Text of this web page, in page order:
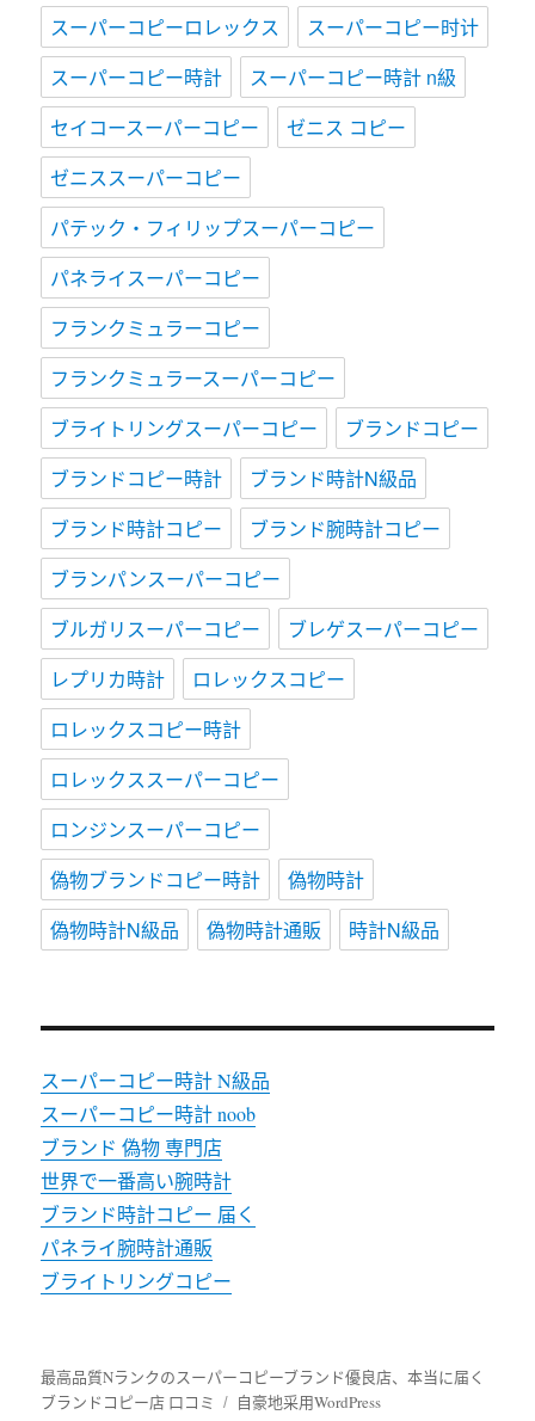
スーパーコピーロレックス
スーパーコピー时计
スーパーコピー時計
スーパーコピー時計 n級
セイコースーパーコピー
ゼニス コピー
ゼニススーパーコピー
パテック・フィリップスーパーコピー
パネライスーパーコピー
フランクミュラーコピー
フランクミュラースーパーコピー
ブライトリングスーパーコピー
ブランドコピー
ブランドコピー時計
ブランド時計N級品
ブランド時計コピー
ブランド腕時計コピー
ブランパンスーパーコピー
ブルガリスーパーコピー
ブレゲスーパーコピー
レプリカ時計
ロレックスコピー
ロレックスコピー時計
ロレックススーパーコピー
ロンジンスーパーコピー
偽物ブランドコピー時計
偽物時計
偽物時計N級品
偽物時計通販 時計N級品
スーパーコピー時計 N級品
スーパーコピー時計 noob
ブランド 偽物 専門店
世界で一番高い腕時計
ブランド時計コピー 届く
パネライ腕時計通販
ブライトリングコピー
最高品質Nランクのスーパーコピーブランド優良店、本当に届く
ブランドコピー店 口コミ
自豪地采用WordPress